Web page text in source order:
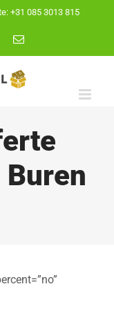
+31 085 3013 815
E-